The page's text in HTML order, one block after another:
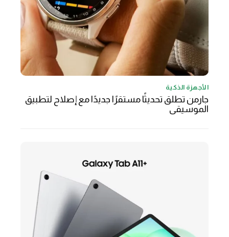
الأجهزة الذكية
جارمن تطلق تحديثًا مستقرًا جديدًا مع إصلاح لتطبيق
الموسيقى